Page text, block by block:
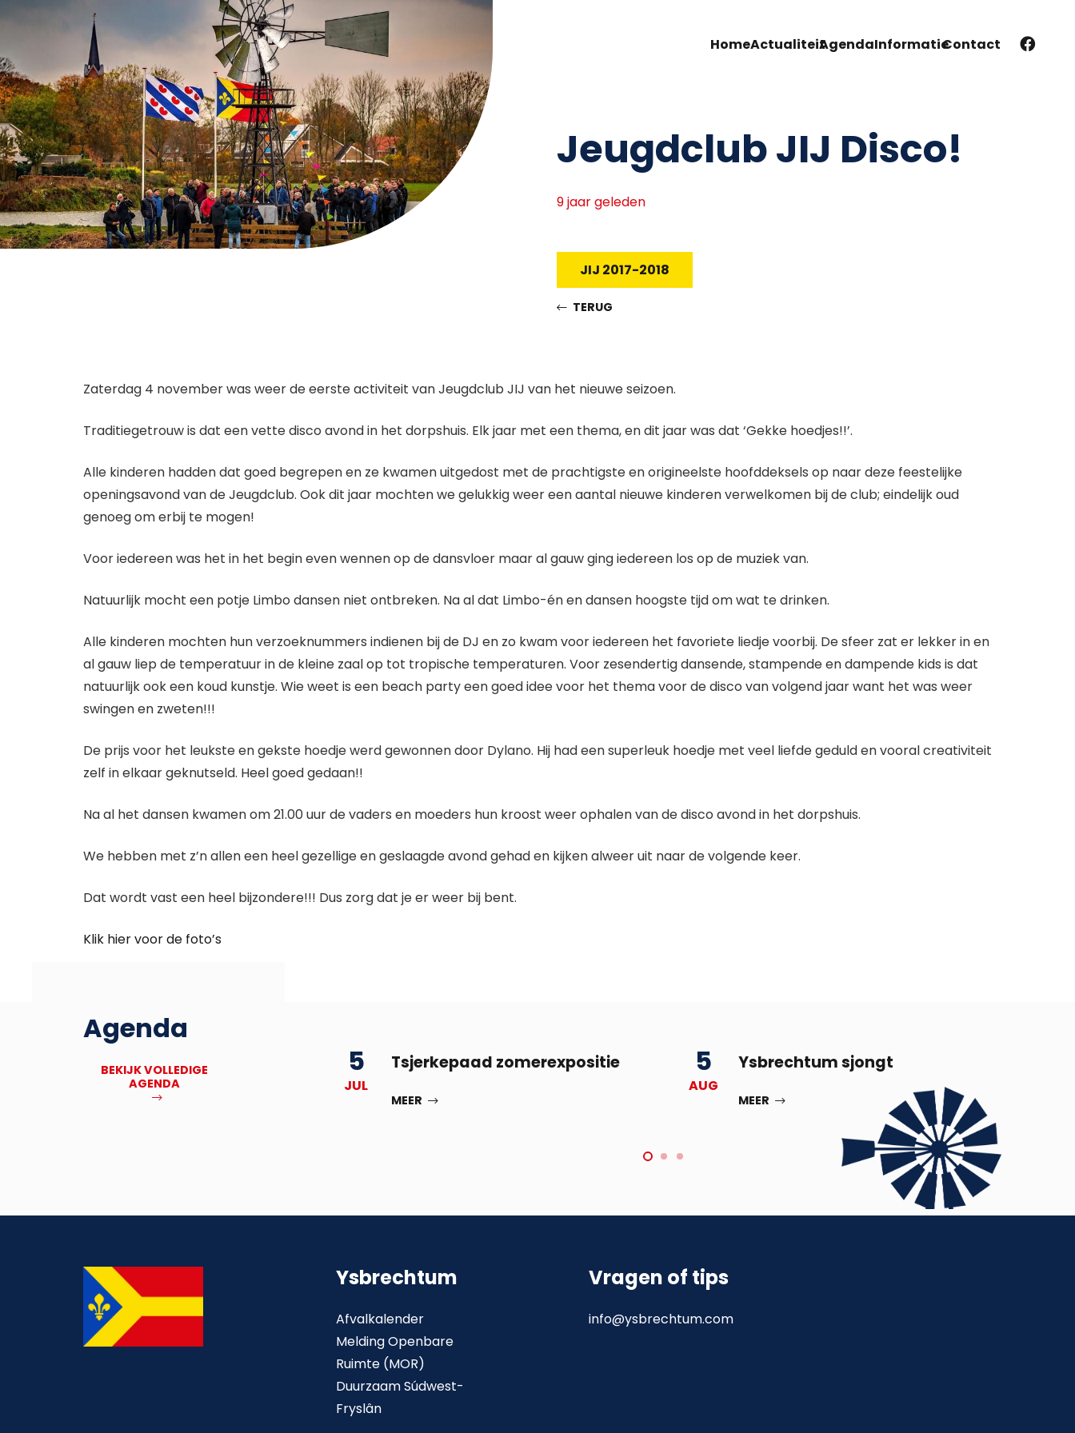
HomeActualiteitAgendaInformatieContact
Jeugdclub JIJ Disco!
9 jaar geleden
JIJ 2017-2018
TERUG
Zaterdag 4 november was weer de eerste activiteit van Jeugdclub JIJ van het nieuwe seizoen.
Traditiegetrouw is dat een vette disco avond in het dorpshuis. Elk jaar met een thema, en dit jaar was dat ‘Gekke hoedjes!!’.
Alle kinderen hadden dat goed begrepen en ze kwamen uitgedost met de prachtigste en origineelste hoofddeksels op naar deze feestelijke
openingsavond van de Jeugdclub. Ook dit jaar mochten we gelukkig weer een aantal nieuwe kinderen verwelkomen bij de club; eindelijk oud
genoeg om erbij te mogen!
Voor iedereen was het in het begin even wennen op de dansvloer maar al gauw ging iedereen los op de muziek van.
Natuurlijk mocht een potje Limbo dansen niet ontbreken. Na al dat Limbo-én en dansen hoogste tijd om wat te drinken.
Alle kinderen mochten hun verzoeknummers indienen bij de DJ en zo kwam voor iedereen het favoriete liedje voorbij. De sfeer zat er lekker in en
al gauw liep de temperatuur in de kleine zaal op tot tropische temperaturen. Voor zesendertig dansende, stampende en dampende kids is dat
natuurlijk ook een koud kunstje. Wie weet is een beach party een goed idee voor het thema voor de disco van volgend jaar want het was weer
swingen en zweten!!!
De prijs voor het leukste en gekste hoedje werd gewonnen door Dylano. Hij had een superleuk hoedje met veel liefde geduld en vooral creativiteit
zelf in elkaar geknutseld. Heel goed gedaan!!
Na al het dansen kwamen om 21.00 uur de vaders en moeders hun kroost weer ophalen van de disco avond in het dorpshuis.
We hebben met z’n allen een heel gezellige en geslaagde avond gehad en kijken alweer uit naar de volgende keer.
Dat wordt vast een heel bijzondere!!! Dus zorg dat je er weer bij bent.
Klik hier voor de foto’s
Agenda
BEKIJK VOLLEDIGE
AGENDA
Deadline Bronbankpraet 5
JUL
Tsjerkepaad zomerexpositie
MEER
5
AUG
Ysbrechtum sjongt
MEER
Ysbrechtum
Afvalkalender
Melding Openbare
Ruimte (MOR)
Duurzaam Súdwest-
Fryslân
Vragen of tips
info@ysbrechtum.com